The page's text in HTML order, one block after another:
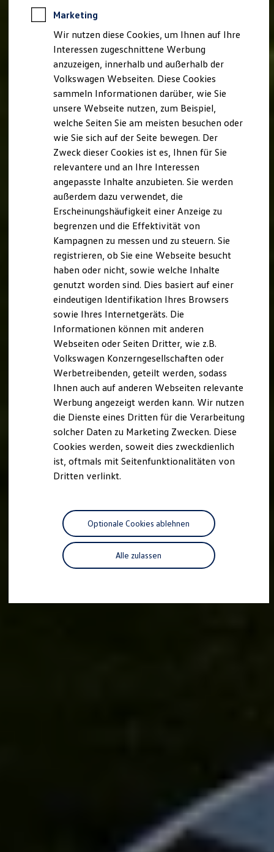
Rekuperation
Laden unterwegs
Laden Zuhause
Ladestationen finden
Ladezeitensimulator
Batterie
Sicherheit
Nachhaltigkeit
Technologie
Kosten und Kauf
Kaufoptionen
E-Auto-Förderung
Software und Konnektivität
Die ID. Software 6
ID. Software Versionen und Updates
Digitale Extras
Schnittstellen zu Ihrem ID.
Hybridautos
Marke und Erlebnis
Volkswagen R und R Experience
R-Modelle
R Experience
Driving Experience
Volkswagen entdecken
Werkbesichtigung
Lifestyle Shop
T-Roc Kollektion
Golf Kollektion
ID. Kollektion
Volkswagen Kollektion
R-Kollektion
GTI Kollektion
Fußball Drop
we drive football
#wedriveproud
Besitzer und Service
Software Updates
Service und Ersatzteile
Motorenöl und Flüssigkeiten
Räder und Reifen
Pannen- und Unfallhilfe
Economy Service
Volkswagen Teile
Zubehör
Volkswagen R
Marketing
Wir nutzen diese Cookies, um Ihnen auf Ihre
Interessen zugeschnittene Werbung
anzuzeigen, innerhalb und außerhalb der
Volkswagen Webseiten. Diese Cookies
sammeln Informationen darüber, wie Sie
unsere Webseite nutzen, zum Beispiel,
welche Seiten Sie am meisten besuchen oder
wie Sie sich auf der Seite bewegen. Der
Zweck dieser Cookies ist es, Ihnen für Sie
relevantere und an Ihre Interessen
angepasste Inhalte anzubieten. Sie werden
außerdem dazu verwendet, die
Erscheinungshäufigkeit einer Anzeige zu
begrenzen und die Effektivität von
Kampagnen zu messen und zu steuern. Sie
registrieren, ob Sie eine Webseite besucht
haben oder nicht, sowie welche Inhalte
genutzt worden sind. Dies basiert auf einer
eindeutigen Identifikation Ihres Browsers
sowie Ihres Internetgeräts. Die
Informationen können mit anderen
Webseiten oder Seiten Dritter, wie z.B.
Volkswagen Konzerngesellschaften oder
Werbetreibenden, geteilt werden, sodass
Ihnen auch auf anderen Webseiten relevante
Werbung angezeigt werden kann. Wir nutzen
die Dienste eines Dritten für die Verarbeitung
solcher Daten zu Marketing Zwecken. Diese
Cookies werden, soweit dies zweckdienlich
ist, oftmals mit Seitenfunktionalitäten von
Dritten verlinkt.
Alle zulassen
Optionale Cookies ablehnen